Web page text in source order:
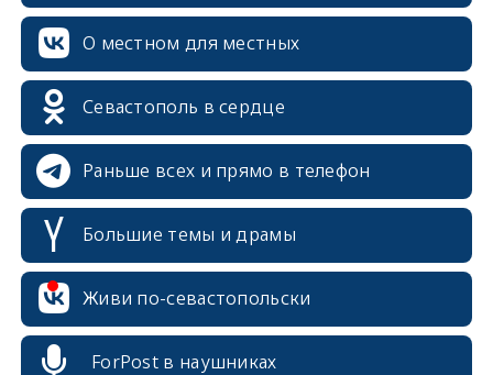
О местном для местных
Севастополь в сердце
Раньше всех и прямо в телефон
Большие темы и драмы
Живи по-севастопольски
ForPost в наушниках